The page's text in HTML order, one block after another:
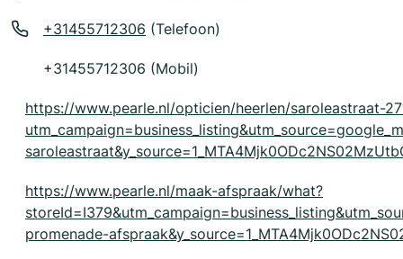
+31455712306 (Telefoon)
+31455712306 (Mobil)
https://www.pearle.nl/opticien/heerlen/saroleastraat-
https://www.pearle.nl/maak-afspraak/what?
promenade-